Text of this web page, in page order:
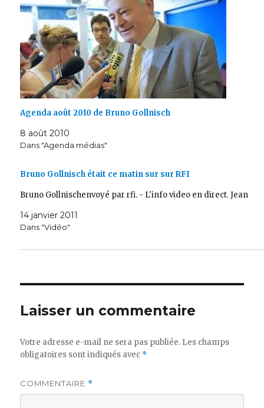
Agenda août 2010 de Bruno Gollnisch
8 août 2010
Dans "Agenda médias"
Bruno Gollnisch était ce matin sur sur RFI
Bruno Gollnischenvoyé par rfi. - L'info video en direct. Jean
14 janvier 2011
Dans "Vidéo"
Laisser un commentaire
Votre adresse e-mail ne sera pas publiée. Les champs
obligatoires sont indiqués avec *
COMMENTAIRE *